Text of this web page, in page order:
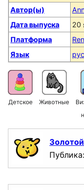
Автор(ы)
Дата выпуска
20
Платформа
Язык
Детское Животные